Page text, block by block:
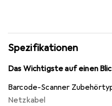
Spezifikationen
Das Wichtigste auf einen
Barcode-Scanner
Netzkabel